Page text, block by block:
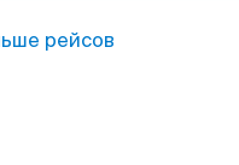
рейсов